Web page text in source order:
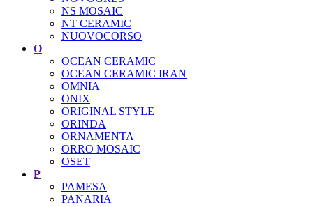
NS MOSAIC
NT CERAMIC
NUOVOCORSO
O
OCEAN CERAMIC
OCEAN CERAMIC IRAN
OMNIA
ONIX
ORIGINAL STYLE
ORINDA
ORNAMENTA
ORRO MOSAIC
OSET
P
PAMESA
PANARIA